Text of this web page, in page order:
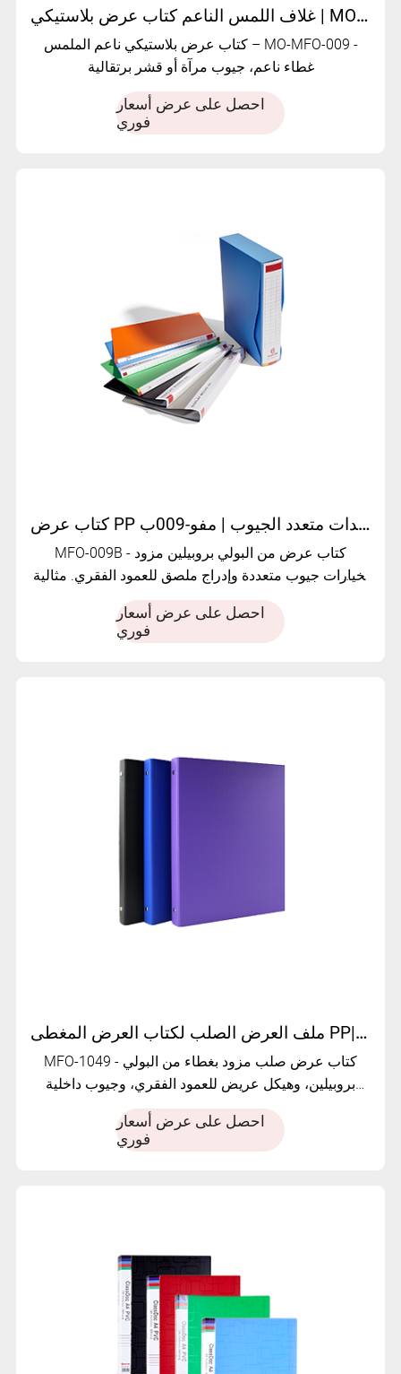
غلاف اللمس الناعم كتاب عرض بلاستيكي | MO-MFO-009
كتاب عرض بلاستيكي ناعم الملمس – MO-MFO-009 -
غطاء ناعم، جيوب مرآة أو قشر برتقالية
احصل على عرض أسعار
فوري
كتاب عرض PP مع ملصق للعمود الفقري – منظم مستندات متعدد الجيوب | مفو-009ب
MFO-009B - كتاب عرض من البولي بروبيلين مزود
بخيارات جيوب متعددة وإدراج ملصق للعمود الفقري. مثالية
احصل على عرض أسعار
فوري
ملف العرض الصلب لكتاب العرض المغطى PP| مفو-1049
MFO-1049 - كتاب عرض صلب مزود بغطاء من البولي
بروبيلين، وهيكل عريض للعمود الفقري، وجيوب داخلية
المستندات المتميز
احصل على عرض أسعار
فوري